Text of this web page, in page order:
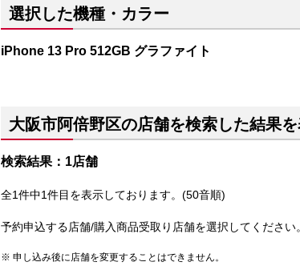
選択した機種・カラー
iPhone 13 Pro 512GB グラファイト
大阪市阿倍野区の店舗を検索した結果
検索結果：1店舗
全1件中1件目を表示しております。(50音順)
予約申込する店舗/購入商品受取り店舗を選択してください。
申し込み後に店舗を変更することはできません。